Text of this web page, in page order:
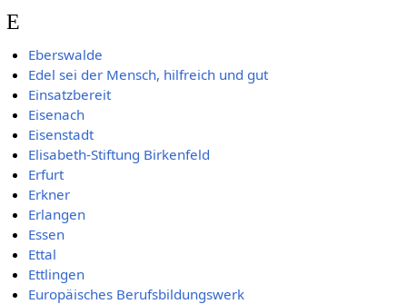
E
Eberswalde
Edel sei der Mensch, hilfreich und gut
Einsatzbereit
Eisenach
Eisenstadt
Elisabeth-Stiftung Birkenfeld
Erfurt
Erkner
Erlangen
Essen
Ettal
Ettlingen
Europäisches Berufsbildungswerk